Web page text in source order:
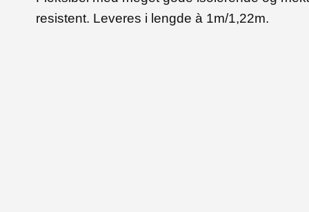
resistent. Leveres i lengde à 1m/1,22m.